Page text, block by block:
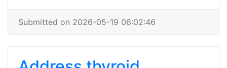
Submitted on 2026-05-19 06:02:46